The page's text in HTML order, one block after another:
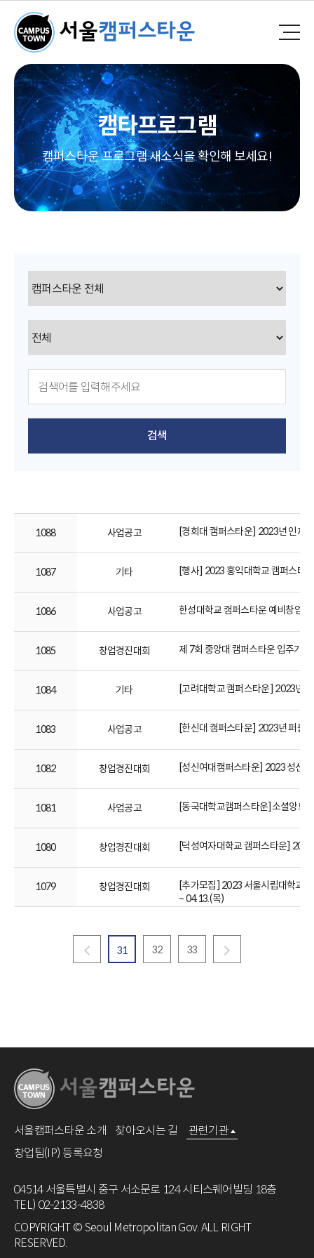
캠타프로그램
캠퍼스타운 프로그램 새소식을 확인해 보세요!
검색
1088 사업공고 [경희대 캠퍼스타운] 2023년 인재
1087 기타 [행사] 2023 홍익대학교 캠퍼스타
1086 사업공고 한성대학교 캠퍼스타운 예비창업자
1085 창업경진대회 제 7회 중앙대 캠퍼스타운 입주기
1084 기타 [고려대학교 캠퍼스타운] 2023년
1083 사업공고 [한신대 캠퍼스타운] 2023년 퍼블
1082 창업경진대회 [성신여대캠퍼스타운] 2023 성신-
1081 사업공고 [동국대학교캠퍼스타운]소셜앙
1080 창업경진대회 [덕성여자대학교 캠퍼스타운]
1079 창업경진대회
[추가모집] 2023 서울시립대학교
~ 04.13.(목)
31 32 33
서울캠퍼스타운 소개 찾아오시는 길
관련기관
창업팀(IP) 등록요청
04514 서울특별시 중구 서소문로 124 시티스퀘어빌딩 18층
TEL) 02-2133-4838
COPYRIGHT © Seoul Metropolitan Gov. ALL RIGHT
RESERVED.